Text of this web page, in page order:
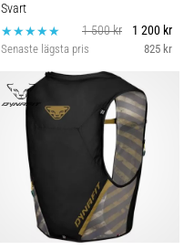
Svart
1 500 kr
1 200 kr
Senaste lägsta pris 825 kr